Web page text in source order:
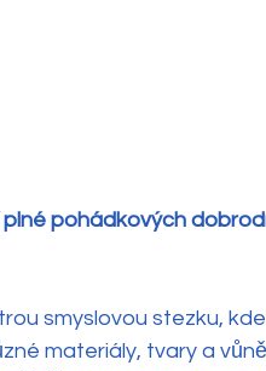
plné pohádkových
smyslovou stezku,
materiály, tvary a